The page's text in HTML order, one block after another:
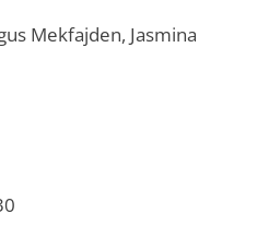
Mekfajden, Jasmina